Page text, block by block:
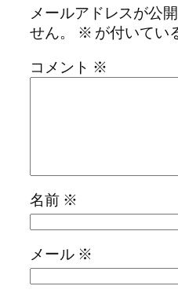
メールアドレスが公
せん。
※ が付いてい
コメント ※
名前 ※
メール ※